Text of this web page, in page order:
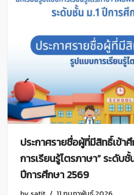
ประกาศรายชื่อผู้ที่มีสิทธิ์เข้า
การเรียนรู้ไตรภาษา” ระดับ
ปีการศึกษา 2569